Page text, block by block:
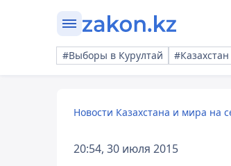
#Выборы в Курултай
Новости Казахстана и мира на
20:54, 30 июля 2015